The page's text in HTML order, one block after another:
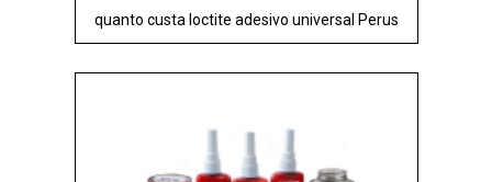
quanto custa loctite adesivo universal Perus